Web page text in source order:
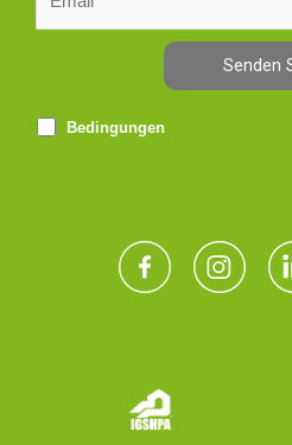
Senden
Bedingungen